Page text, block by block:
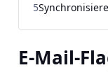
E-Mail-
5